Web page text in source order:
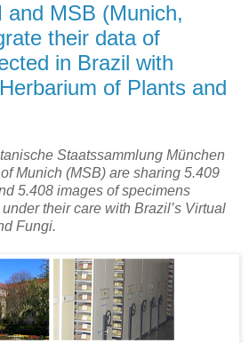
and MSB (Munich,
their data of
in Brazil with
of Plants and
Staatssammlung München
Munich (MSB) are sharing 5.409
5.408 images of specimens
their care with Brazil’s Virtual
Fungi.